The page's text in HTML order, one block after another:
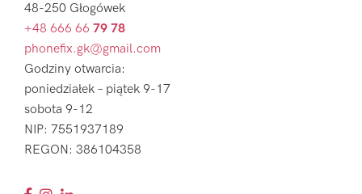
48-250 Głogówek
+48 666 66 79 78
phonefix.gk@gmail.com
Godziny otwarcia:
poniedziałek – piątek 9-17
sobota 9-12
NIP: 7551937189
REGON: 386104358